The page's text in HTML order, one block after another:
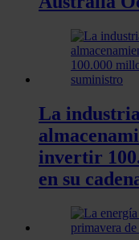
La
invertir
en su